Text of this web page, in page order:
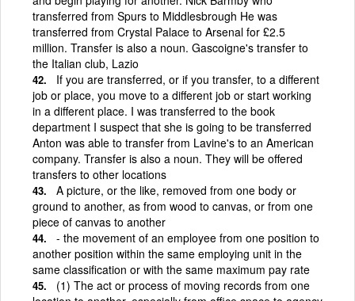
transferred from Spurs to Middlesbrough He was
transferred from Crystal Palace to Arsenal for £2.5
million. Transfer is also a noun. Gascoigne's transfer to
the Italian club, Lazio
If you are transferred, or if you transfer, to a different
job or place, you move to a different job or start working
in a different place. I was transferred to the book
department I suspect that she is going to be transferred
Anton was able to transfer from Lavine's to an American
company. Transfer is also a noun. They will be offered
transfers to other locations
A picture, or the like, removed from one body or
ground to another, as from wood to canvas, or from one
piece of canvas to another
- the movement of an employee from one position to
another position within the same employing unit in the
same classification or with the same maximum pay rate
(1) The act or process of moving records from one